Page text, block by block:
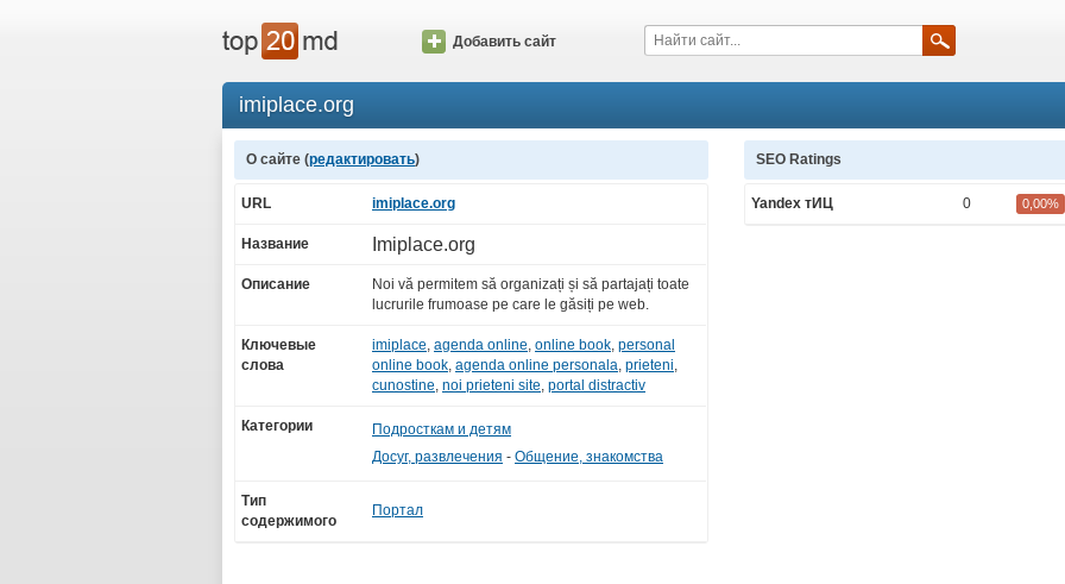
Добавить сайт
imiplace.org
О сайте (редактировать)
URL imiplace.org
Название Imiplace.org
Описание
Noi vă permitem să organizați și să partajați toate
lucrurile frumoase pe care le găsiți pe web.
Ключевые
слова
imiplace, agenda online, online book, personal
online book, agenda online personala, prieteni,
cunostine, noi prieteni site, portal distractiv
Категории
Подросткам и детям
Досуг, развлечения - Общение, знакомства
Тип
содержимого
Портал
SEO Ratings
Yandex тИЦ 0 0,00%